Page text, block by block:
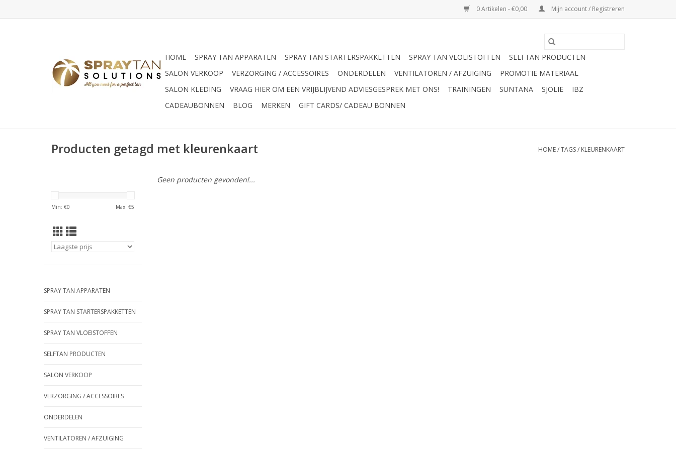
0 Artikelen - €0,00 Mijn account / Registreren
HOME SPRAY TAN APPARATEN SPRAY TAN STARTERSPAKKETTEN SPRAY TAN VLOEISTOFFEN
SELFTAN PRODUCTEN
SALON VERKOOP
VERZORGING / ACCESSOIRES ONDERDELEN VENTILATOREN / AFZUIGING
PROMOTIE MATERIAAL
SALON KLEDING
VRAAG HIER OM EEN VRIJBLIJVEND ADVIESGESPREK MET ONS! TRAININGEN SUNTANA SJOLIE
IBZ
CADEAUBONNEN
BLOG MERKEN GIFT CARDS/ CADEAU BONNEN
Producten getagd met kleurenkaart HOME/TAGS/ KLEURENKAART
Min: €0 Max: €5
SPRAY TAN APPARATEN
SPRAY TAN STARTERSPAKKETTEN
SPRAY TAN VLOEISTOFFEN
SELFTAN PRODUCTEN
SALON VERKOOP
VERZORGING / ACCESSOIRES
ONDERDELEN
VENTILATOREN / AFZUIGING
Geen producten gevonden!...